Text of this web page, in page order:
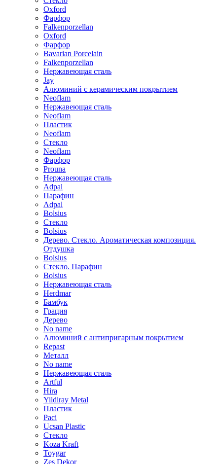
Oxford
Фарфор
Falkenporzellan
Oxford
Фарфор
Bavarian Porcelain
Falkenporzellan
Нержавеющая сталь
Jay
Алюминий с керамическим покрытием
Neoflam
Нержавеющая сталь
Neoflam
Пластик
Neoflam
Стекло
Neoflam
Фарфор
Prouna
Нержавеющая сталь
Adpal
Парафин
Adpal
Bolsius
Стекло
Bolsius
Дерево. Стекло. Ароматическая композиция.
Отдушка
Bolsius
Стекло. Парафин
Bolsius
Нержавеющая сталь
Herdmar
Бамбук
Грация
Дерево
No name
Алюминий с антипригарным покрытием
Repast
Металл
No name
Нержавеющая сталь
Artful
Hira
Yildiray Metal
Пластик
Paci
Ucsan Plastic
Стекло
Koza Kraft
Toygar
Zes Dekor